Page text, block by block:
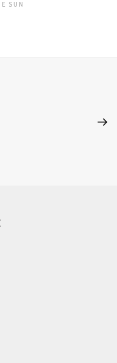
SUN